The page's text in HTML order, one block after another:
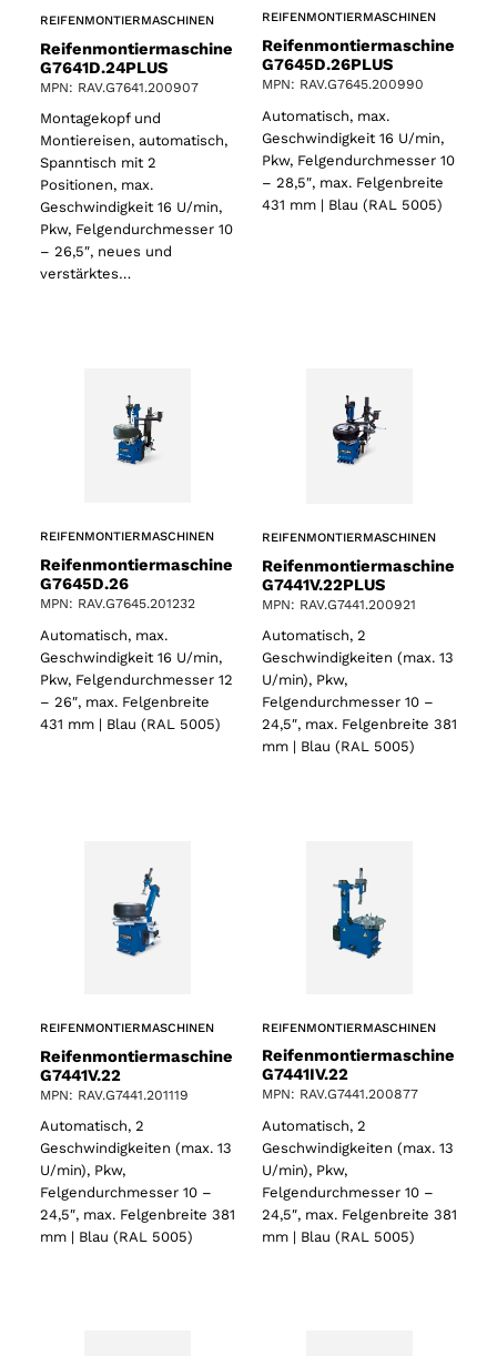
REIFENMONTIERMASCHINEN
Reifenmontiermaschine
G7641D.24PLUS
MPN: RAV.G7641.200907
Montagekopf und
Montiereisen, automatisch,
Spanntisch mit 2
Positionen, max.
Geschwindigkeit 16 U/min,
Pkw, Felgendurchmesser 10
– 26,5″, neues und
verstärktes…
REIFENMONTIERMASCHINEN
Reifenmontiermaschine
G7645D.26PLUS
MPN: RAV.G7645.200990
Automatisch, max.
Geschwindigkeit 16 U/min,
Pkw, Felgendurchmesser 10
– 28,5″, max. Felgenbreite
431 mm | Blau (RAL 5005)
REIFENMONTIERMASCHINEN
Reifenmontiermaschine
G7645D.26
MPN: RAV.G7645.201232
Automatisch, max.
Geschwindigkeit 16 U/min,
Pkw, Felgendurchmesser 12
– 26″, max. Felgenbreite
431 mm | Blau (RAL 5005)
REIFENMONTIERMASCHINEN
Reifenmontiermaschine
G7441V.22PLUS
MPN: RAV.G7441.200921
Automatisch, 2
Geschwindigkeiten (max. 13
U/min), Pkw,
Felgendurchmesser 10 –
24,5″, max. Felgenbreite 381
mm | Blau (RAL 5005)
REIFENMONTIERMASCHINEN
Reifenmontiermaschine
G7441V.22
MPN: RAV.G7441.201119
Automatisch, 2
Geschwindigkeiten (max. 13
U/min), Pkw,
Felgendurchmesser 10 –
24,5″, max. Felgenbreite 381
mm | Blau (RAL 5005)
REIFENMONTIERMASCHINEN
Reifenmontiermaschine
G7441IV.22
MPN: RAV.G7441.200877
Automatisch, 2
Geschwindigkeiten (max. 13
U/min), Pkw,
Felgendurchmesser 10 –
24,5″, max. Felgenbreite 381
mm | Blau (RAL 5005)